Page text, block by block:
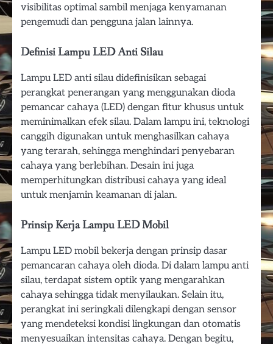
visibilitas optimal sambil menjaga kenyamanan
pengemudi dan pengguna jalan lainnya.
Definisi Lampu LED Anti Silau
Lampu LED anti silau didefinisikan sebagai
perangkat penerangan yang menggunakan dioda
pemancar cahaya (LED) dengan fitur khusus untuk
meminimalkan efek silau. Dalam lampu ini, teknologi
canggih digunakan untuk menghasilkan cahaya
yang terarah, sehingga menghindari penyebaran
cahaya yang berlebihan. Desain ini juga
memperhitungkan distribusi cahaya yang ideal
untuk menjamin keamanan di jalan.
Prinsip Kerja Lampu LED Mobil
Lampu LED mobil bekerja dengan prinsip dasar
pemancaran cahaya oleh dioda. Di dalam lampu anti
silau, terdapat sistem optik yang mengarahkan
cahaya sehingga tidak menyilaukan. Selain itu,
perangkat ini seringkali dilengkapi dengan sensor
yang mendeteksi kondisi lingkungan dan otomatis
menyesuaikan intensitas cahaya. Dengan begitu,